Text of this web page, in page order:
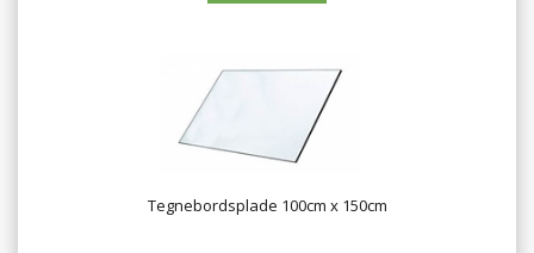
Tegnebordsplade 100cm x 150cm